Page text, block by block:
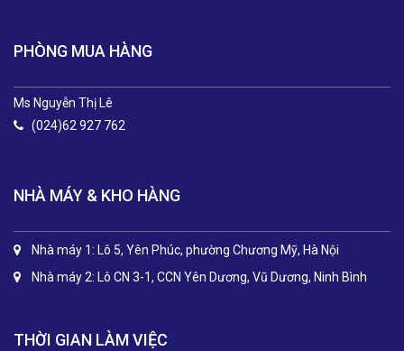
PHÒNG MUA HÀNG
Ms Nguyễn Thị Lê
(024)62 927 762
NHÀ MÁY & KHO HÀNG
Nhà máy 1: Lô 5, Yên Phúc, phường Chương Mỹ, Hà Nội
Nhà máy 2: Lô CN 3-1, CCN Yên Dương, Vũ Dương, Ninh Bình
THỜI GIAN LÀM VIỆC